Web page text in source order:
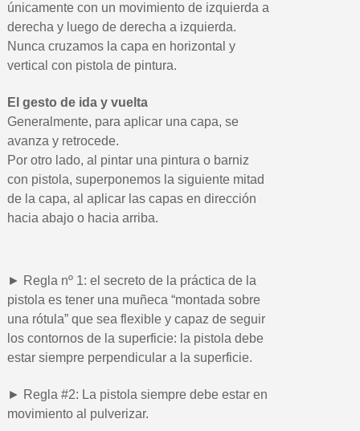
únicamente con un movimiento de izquierda a
derecha y luego de derecha a izquierda.
Nunca cruzamos la capa en horizontal y
vertical con pistola de pintura.
El gesto de ida y vuelta
Generalmente, para aplicar una capa, se
avanza y retrocede.
Por otro lado, al pintar una pintura o barniz
con pistola, superponemos la siguiente mitad
de la capa, al aplicar las capas en dirección
hacia abajo o hacia arriba.
► Regla nº 1: el secreto de la práctica de la
pistola es tener una muñeca “montada sobre
una rótula” que sea flexible y capaz de seguir
los contornos de la superficie: la pistola debe
estar siempre perpendicular a la superficie.
► Regla #2: La pistola siempre debe estar en
movimiento al pulverizar.